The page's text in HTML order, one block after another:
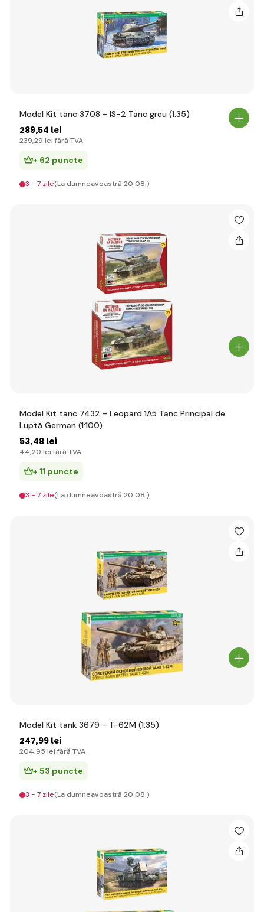
Model Kit tanc 3708 - IS-2 Tanc greu (1:35)
289,54 lei
239,29 lei fără TVA
+ 62 puncte
3 - 7 zile(La dumneavoastră 20.08.)
Model Kit tanc 7432 - Leopard 1A5 Tanc Principal de
Luptă German (1:100)
53,48 lei
44,20 lei fără TVA
+ 11 puncte
3 - 7 zile(La dumneavoastră 20.08.)
Model Kit tank 3679 - T-62M (1:35)
247,99 lei
204,95 lei fără TVA
+ 53 puncte
3 - 7 zile(La dumneavoastră 20.08.)